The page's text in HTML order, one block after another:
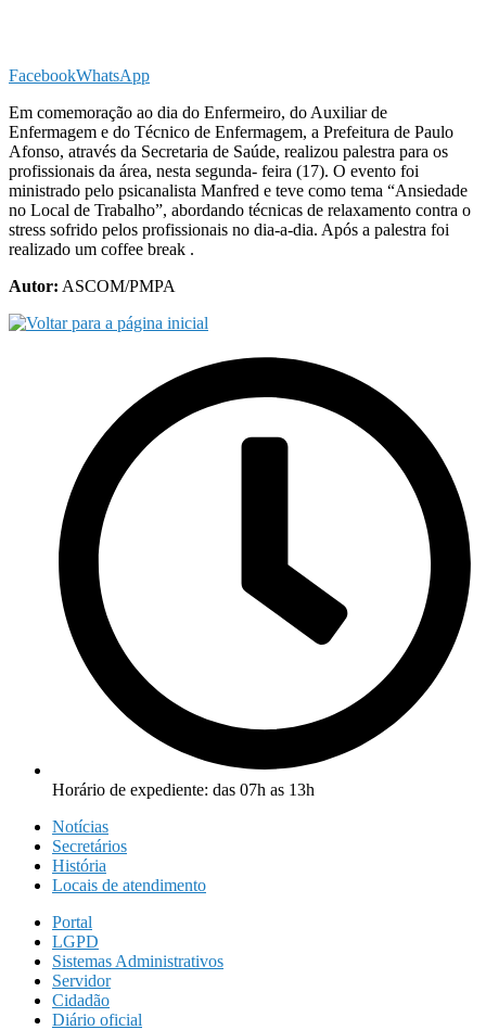
FacebookWhatsApp
Em comemoração ao dia do Enfermeiro, do Auxiliar de
Enfermagem e do Técnico de Enfermagem, a Prefeitura de Paulo
Afonso, através da Secretaria de Saúde, realizou palestra para os
profissionais da área, nesta segunda- feira (17). O evento foi
ministrado pelo psicanalista Manfred e teve como tema “Ansiedade
no Local de Trabalho”, abordando técnicas de relaxamento contra o
stress sofrido pelos profissionais no dia-a-dia. Após a palestra foi
realizado um coffee break .
Autor: ASCOM/PMPA
Horário de expediente: das 07h as 13h
Notícias
Secretários
História
Locais de atendimento
Portal
LGPD
Sistemas Administrativos
Servidor
Cidadão
Diário oficial